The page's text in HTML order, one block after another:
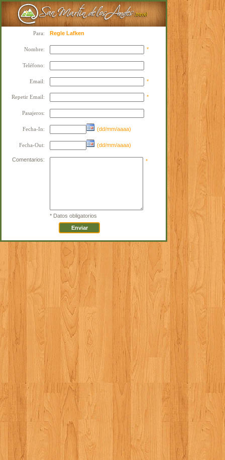
Para: Regle Lafken
Nombre: *
Teléfono:
Email: *
Repetir Email: *
Pasajeros:
Fecha-In: (dd/mm/aaaa)
Fecha-Out: (dd/mm/aaaa)
Comentarios: *
* Datos obligatorios